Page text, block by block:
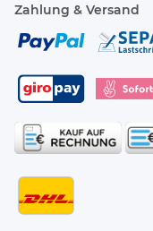
Zahlung & Versand